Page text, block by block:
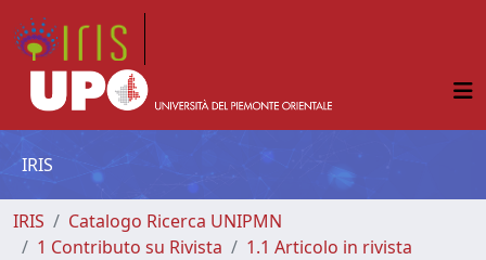
IRIS
IRIS
Catalogo Ricerca UNIPMN
1 Contributo su Rivista
1.1 Articolo in rivista